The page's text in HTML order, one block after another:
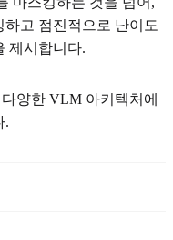
고 점진적으로 난이도
제시합니다.
양한 VLM 아키텍처에
.